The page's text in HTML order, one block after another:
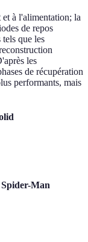
à l'alimentation; la
de repos
que les
les
de récupération
performants, mais
Man